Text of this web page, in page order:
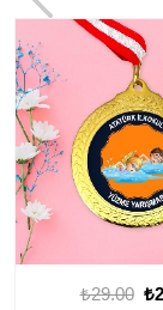
₺29.00